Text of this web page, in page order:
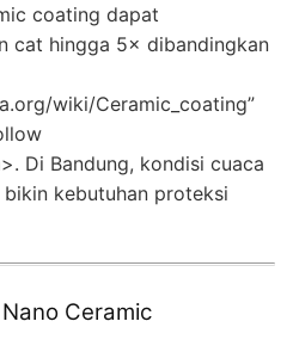
coating dapat
cat hingga 5× dibandingkan
wiki/Ceramic_coating”
Di Bandung, kondisi cuaca
kebutuhan proteksi
Ceramic